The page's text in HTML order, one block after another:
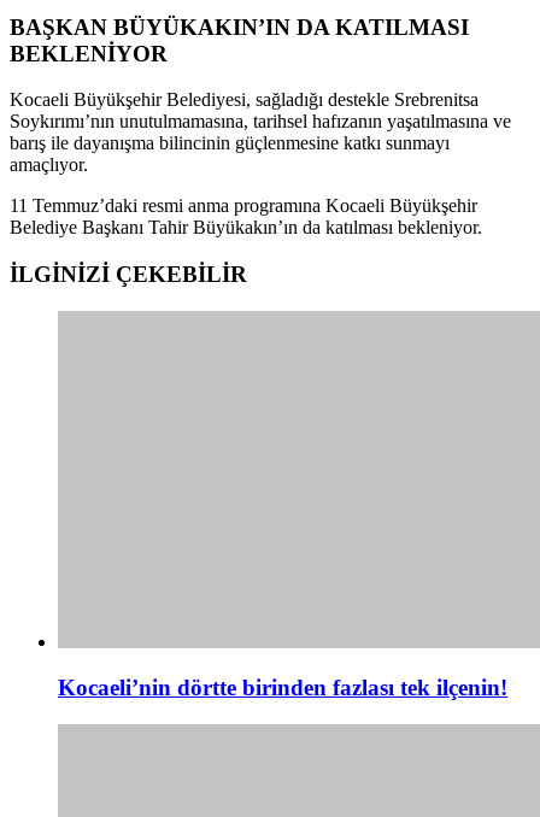
BAŞKAN BÜYÜKAKIN’IN DA KATILMASI
BEKLENİYOR
Kocaeli Büyükşehir Belediyesi, sağladığı destekle Srebrenitsa
Soykırımı’nın unutulmamasına, tarihsel hafızanın yaşatılmasına ve
barış ile dayanışma bilincinin güçlenmesine katkı sunmayı
amaçlıyor.
11 Temmuz’daki resmi anma programına Kocaeli Büyükşehir
Belediye Başkanı Tahir Büyükakın’ın da katılması bekleniyor.
İLGİNİZİ ÇEKEBİLİR
Kocaeli’nin dörtte birinden fazlası tek ilçenin!